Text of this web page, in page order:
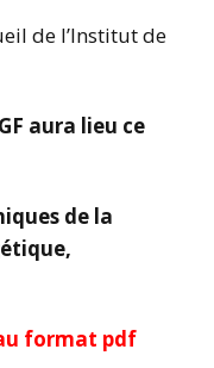
de l’Institut de
aura lieu ce
de la
format pdf